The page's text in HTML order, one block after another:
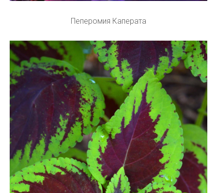
Пеперомия Каперата